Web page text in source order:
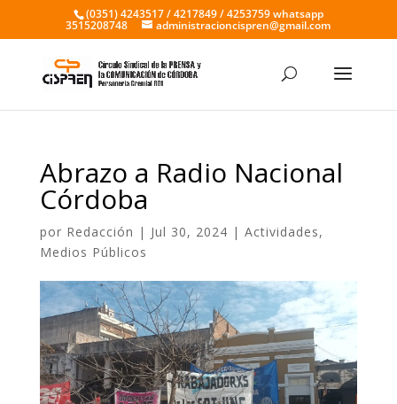
(0351) 4243517 / 4217849 / 4253759 whatsapp
3515208748 administracioncispren@gmail.com
Abrazo a Radio Nacional
Córdoba
por Redacción | Jul 30, 2024 | Actividades,
Medios Públicos